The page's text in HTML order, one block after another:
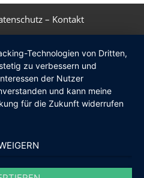
– Kontakt
Technologien von Dritten,
zu verbessern und
der Nutzer
und kann meine
für die Zukunft widerrufen